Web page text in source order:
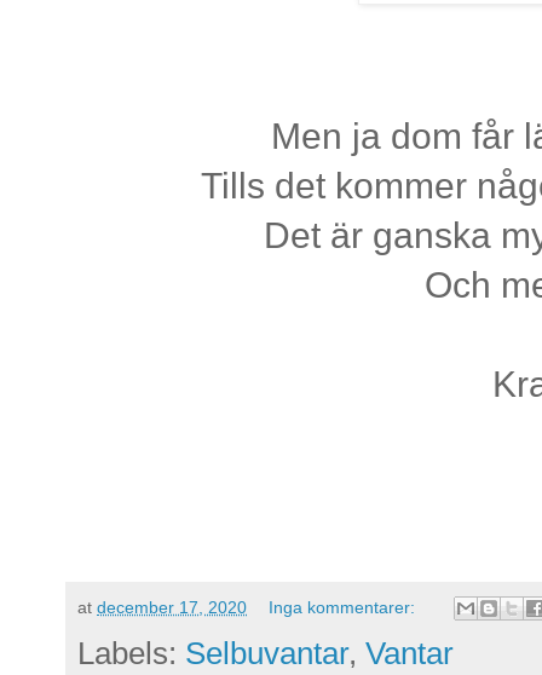
Men ja dom får
Tills det kommer
Det är ganska
Och
at december 17, 2020 Inga kommentarer:
Labels: Selbuvantar, Vantar